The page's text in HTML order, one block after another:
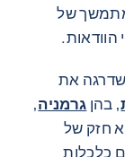
של
הוודאות.
, בהן גרמניה,
חזק של
כלכלות